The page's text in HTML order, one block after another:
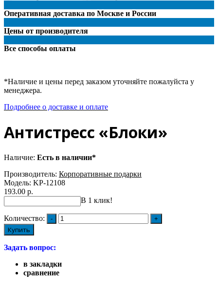
Оперативная доставка по Москве и России
Цены от производителя
Все способы оплаты
*Наличие и цены перед заказом уточняйте пожалуйста у
менеджера.
Подробнее о доставке и оплате
Антистресс «Блоки»
Наличие: Есть в наличии*
Производитель: Корпоративные подарки
Модель: KP-12108
193.00 р.
В 1 клик!
Количество:
Купить
Задать вопрос:
в закладки
сравнение